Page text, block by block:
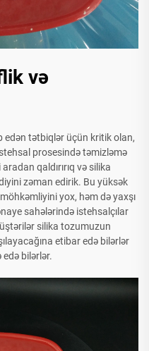
və
tətbiqlər üçün kritik olan,
prosesində təmizləmə
qaldırırıq və silika
zəman edirik. Bu yüksək
yox, həm də yaxşı
sahələrində istehsalçılar
silika tozumuzun
etibar edə bilərlər
bilərlər.